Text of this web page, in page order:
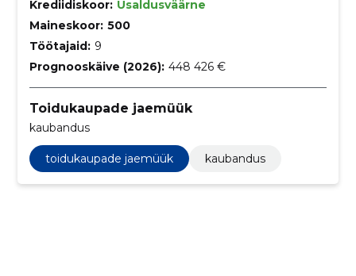
Krediidiskoor: Usaldusväärne
Maineskoor: 500
Töötajaid: 9
Prognooskäive (2026): 448 426 €
Toidukaupade jaemüük
kaubandus
toidukaupade jaemüük kaubandus